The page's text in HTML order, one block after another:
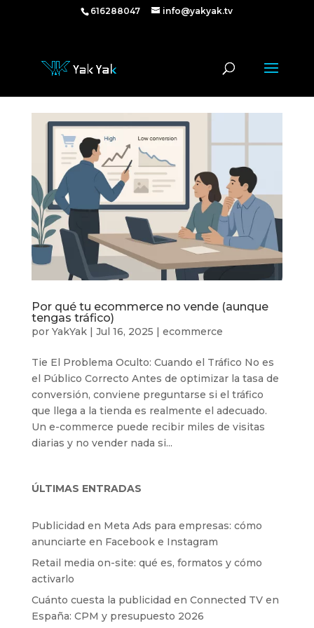
616288047 info@yakyak.tv
Por qué tu ecommerce no vende (aunque
tengas tráfico)
por YakYak| Jul 16, 2025 | ecommerce
Tie El Problema Oculto: Cuando el Tráfico No es
el Público Correcto Antes de optimizar la tasa de
conversión, conviene preguntarse si el tráfico
que llega a la tienda es realmente el adecuado.
Un e-commerce puede recibir miles de visitas
diarias y no vender nada si...
ÚLTIMAS ENTRADAS
Publicidad en Meta Ads para empresas: cómo
anunciarte en Facebook e Instagram
Retail media on-site: qué es, formatos y cómo
activarlo
Cuánto cuesta la publicidad en Connected TV en
España: CPM y presupuesto 2026